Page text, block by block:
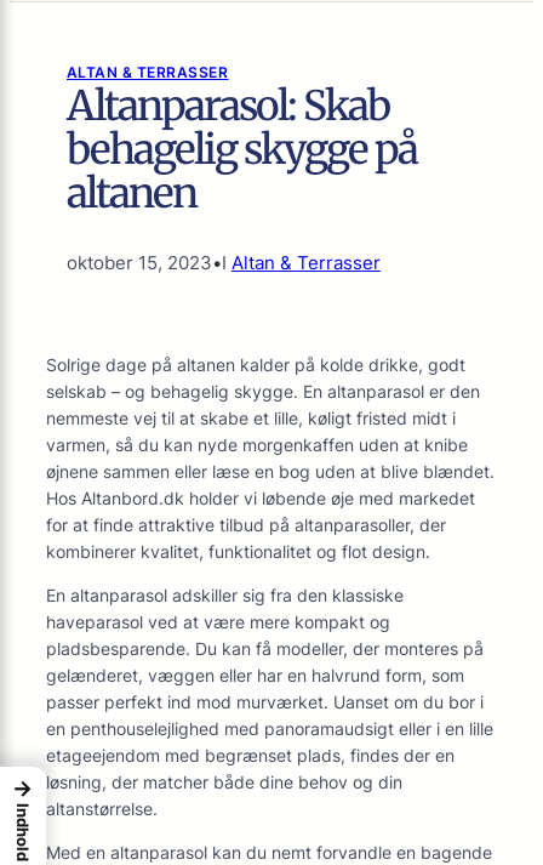
ALTAN & TERRASSER
Altanparasol: Skab
behagelig skygge på
altanen
oktober 15, 2023•I Altan & Terrasser
Solrige dage på altanen kalder på kolde drikke, godt
selskab – og behagelig skygge. En altanparasol er den
nemmeste vej til at skabe et lille, køligt fristed midt i
varmen, så du kan nyde morgenkaffen uden at knibe
øjnene sammen eller læse en bog uden at blive blændet.
Hos Altanbord.dk holder vi løbende øje med markedet
for at finde attraktive tilbud på altanparasoller, der
kombinerer kvalitet, funktionalitet og flot design.
En altanparasol adskiller sig fra den klassiske
haveparasol ved at være mere kompakt og
pladsbesparende. Du kan få modeller, der monteres på
gelænderet, væggen eller har en halvrund form, som
passer perfekt ind mod murværket. Uanset om du bor i
en penthouselejlighed med panoramaudsigt eller i en lille
etageejendom med begrænset plads, findes der en
løsning, der matcher både dine behov og din
altanstørrelse.
Med en altanparasol kan du nemt forvandle en bagende
→
Indhold